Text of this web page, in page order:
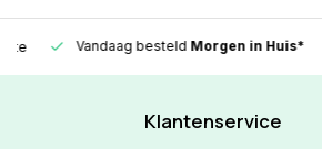
Vandaag besteldMorgen in Huis*
Klantenservice